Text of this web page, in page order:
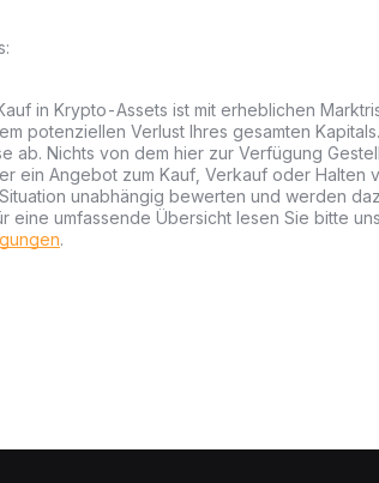
in Krypto-Assets ist mit erheblichen
potenziellen Verlust Ihres gesamten
ab. Nichts von dem hier zur Verfügung
ein Angebot zum Kauf, Verkauf oder Halten
unabhängig bewerten und werden
eine umfassende Übersicht lesen Sie bitte
.